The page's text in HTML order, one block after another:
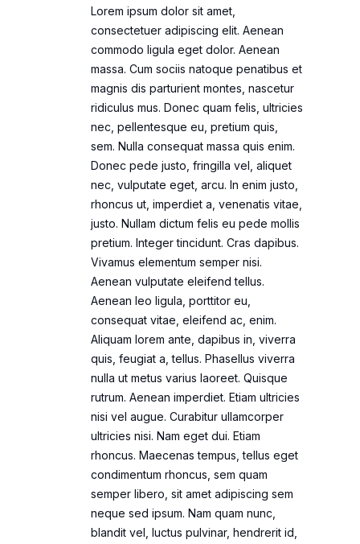
Lorem ipsum dolor sit amet,
consectetuer adipiscing elit. Aenean
commodo ligula eget dolor. Aenean
massa. Cum sociis natoque penatibus et
magnis dis parturient montes, nascetur
ridiculus mus. Donec quam felis, ultricies
nec, pellentesque eu, pretium quis,
sem. Nulla consequat massa quis enim.
Donec pede justo, fringilla vel, aliquet
nec, vulputate eget, arcu. In enim justo,
rhoncus ut, imperdiet a, venenatis vitae,
justo. Nullam dictum felis eu pede mollis
pretium. Integer tincidunt. Cras dapibus.
Vivamus elementum semper nisi.
Aenean vulputate eleifend tellus.
Aenean leo ligula, porttitor eu,
consequat vitae, eleifend ac, enim.
Aliquam lorem ante, dapibus in, viverra
quis, feugiat a, tellus. Phasellus viverra
nulla ut metus varius laoreet. Quisque
rutrum. Aenean imperdiet. Etiam ultricies
nisi vel augue. Curabitur ullamcorper
ultricies nisi. Nam eget dui. Etiam
rhoncus. Maecenas tempus, tellus eget
condimentum rhoncus, sem quam
semper libero, sit amet adipiscing sem
neque sed ipsum. Nam quam nunc,
blandit vel, luctus pulvinar, hendrerit id,